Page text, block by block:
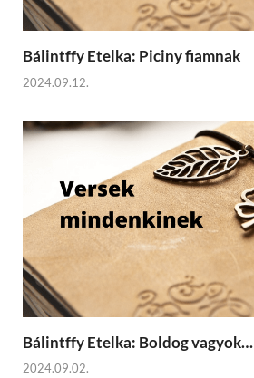
Bálintffy Etelka: Piciny fiamnak
2024.09.12.
Bálintffy Etelka: Boldog vagyok…
2024.09.02.